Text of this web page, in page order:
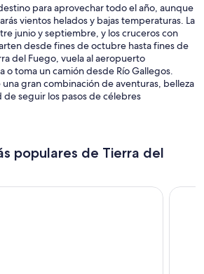
para aprovechar todo el año, aunque
vientos helados y bajas temperaturas. La
junio y septiembre, y los cruceros con
desde fines de octubre hasta fines de
del Fuego, vuela al aeropuerto
o toma un camión desde Río Gallegos.
gran combinación de aventuras, belleza
seguir los pasos de célebres
populares de Tierra del